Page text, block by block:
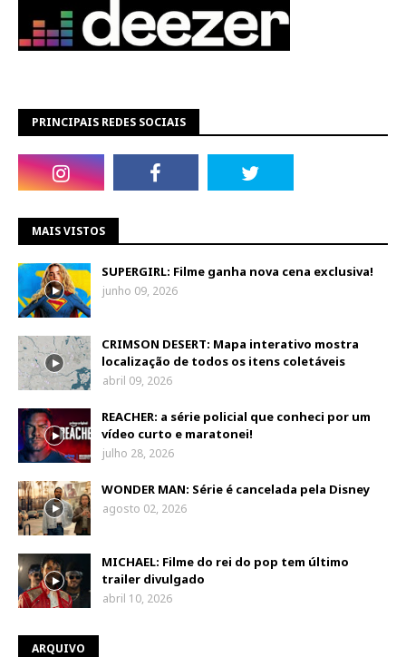
PRINCIPAIS REDES SOCIAIS
MAIS VISTOS
SUPERGIRL: Filme ganha nova cena exclusiva!
junho 09, 2026
CRIMSON DESERT: Mapa interativo mostra
localização de todos os itens coletáveis
abril 09, 2026
REACHER: a série policial que conheci por um
vídeo curto e maratonei!
julho 28, 2026
WONDER MAN: Série é cancelada pela Disney
agosto 02, 2026
MICHAEL: Filme do rei do pop tem último
trailer divulgado
abril 10, 2026
ARQUIVO